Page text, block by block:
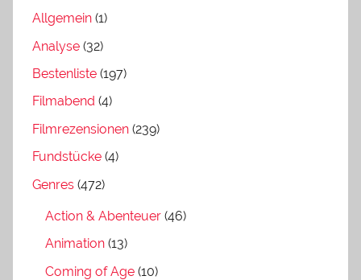
Allgemein (1)
Analyse (32)
Bestenliste (197)
Filmabend (4)
Filmrezensionen (239)
Fundstücke (4)
Genres (472)
Action & Abenteuer (46)
Animation (13)
Coming of Age (10)